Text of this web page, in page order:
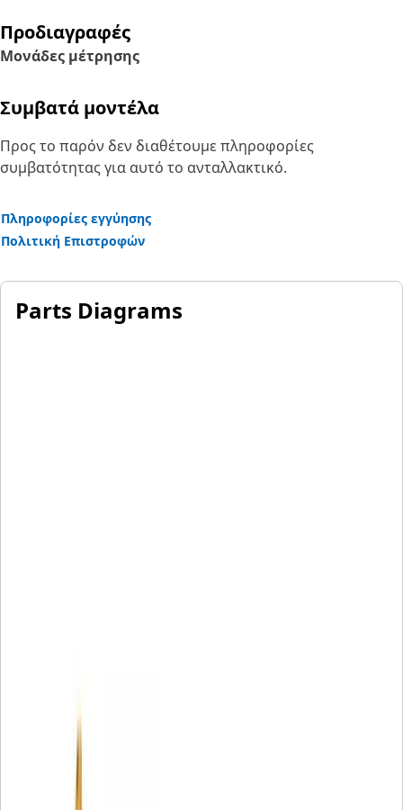
Προδιαγραφές
Μονάδες μέτρησης
Συμβατά μοντέλα
Προς το παρόν δεν διαθέτουμε πληροφορίες
συμβατότητας για αυτό το ανταλλακτικό.
Πληροφορίες εγγύησης
Πολιτική Επιστροφών
Parts Diagrams